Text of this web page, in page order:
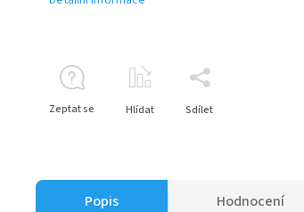
Zeptat se Hlídat Sdílet
Popis Hodnocení